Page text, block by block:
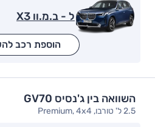
ל - ב.מ.וו X3
הוספת רכב
השוואה בין ג'נסיס GV70
2.5 ל' טורבו, Premium, 4x4